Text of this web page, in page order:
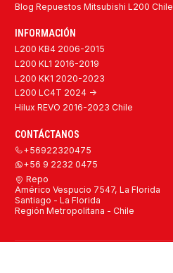
Blog Repuestos Mitsubishi L200 Chile
INFORMACIÓN
L200 KB4 2006-2015
L200 KL1 2016-2019
L200 KK1 2020-2023
L200 LC4T 2024 ->
Hilux REVO 2016-2023 Chile
CONTÁCTANOS
+56922320475
+56 9 2232 0475
Repo
Américo Vespucio 7547, La Florida
Santiago - La Florida
Región Metropolitana - Chile